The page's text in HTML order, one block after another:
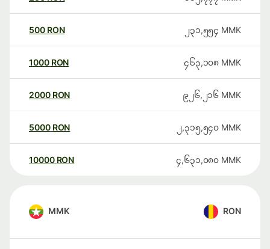
500 RON ၂၃၁,၅၅၄ MMK
1000 RON ၄၆၃,၁၀၈ MMK
2000 RON ၉၂၆,၂၁၆ MMK
5000 RON ၂,၃၁၅,၅၄၀ MMK
10000 RON ၄,၆၃၁,၀၈၀ MMK
MMK RON